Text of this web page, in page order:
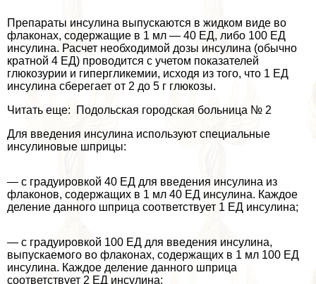
Препараты инсулина выпускаются в жидком виде во
флаконах, содержащие в 1 мл — 40 ЕД, либо 100 ЕД
инсулина. Расчет необходимой дозы инсулина (обычно
кратной 4 ЕД) проводится с учетом показателей
глюкозурии и гипергликемии, исходя из того, что 1 ЕД
инсулина сберегает от 2 до 5 г глюкозы.
Читать еще: Подольская городская больница № 2
Для введения инсулина используют специальные
инсулиновые шприцы:
— с градуировкой 40 ЕД для введения инсулина из
флаконов, содержащих в 1 мл 40 ЕД инсулина. Каждое
деление данного шприца соответствует 1 ЕД инсулина;
— с градуировкой 100 ЕД для введения инсулина,
выпускаемого во флаконах, содержащих в 1 мл 100 ЕД
инсулина. Каждое деление данного шприца
соответствует 2 ЕД инсулина;